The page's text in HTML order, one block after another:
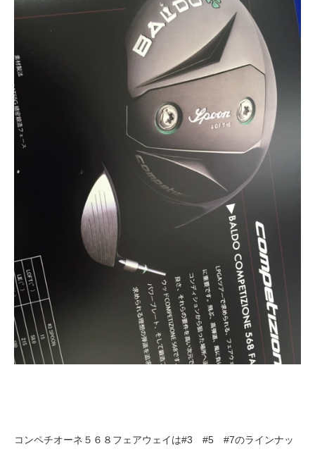
コンペチオーネ５６８フェアウェイは#3 #5 #7のラインナッ